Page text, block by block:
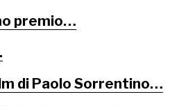
premio…
di Paolo Sorrentino…